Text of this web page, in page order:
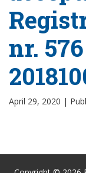
nr.
April 29, 2020 |